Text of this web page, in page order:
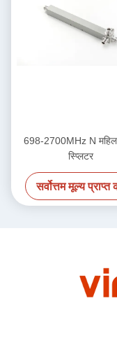
698-2700MHz N
स्प्लिटर
सर्वोत्तम मूल्य प्राप्त